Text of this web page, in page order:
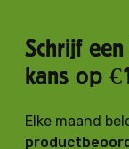
Schrijf
kans op
Elke maand